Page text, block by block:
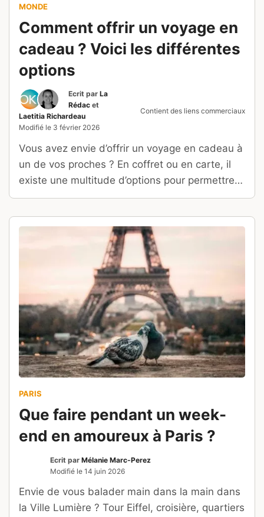
MONDE
Comment offrir un voyage en
cadeau ? Voici les différentes
options
Ecrit par La
Rédac et
Laetitia Richardeau
Modifié le 3 février 2026
Contient des liens commerciaux
Vous avez envie d’offrir un voyage en cadeau à
un de vos proches ? En coffret ou en carte, il
existe une multitude d’options pour permettre à
votre famille ou à vos amis de découvrir le
PARIS
Que faire pendant un week-
end en amoureux à Paris ?
Ecrit par Mélanie Marc-Perez
Modifié le 14 juin 2026
Envie de vous balader main dans la main dans
la Ville Lumière ? Tour Eiffel, croisière, quartiers